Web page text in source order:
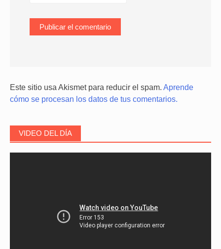
Este sitio usa Akismet para reducir el spam. Aprende
cómo se procesan los datos de tus comentarios.
VIDEO DEL DÍA